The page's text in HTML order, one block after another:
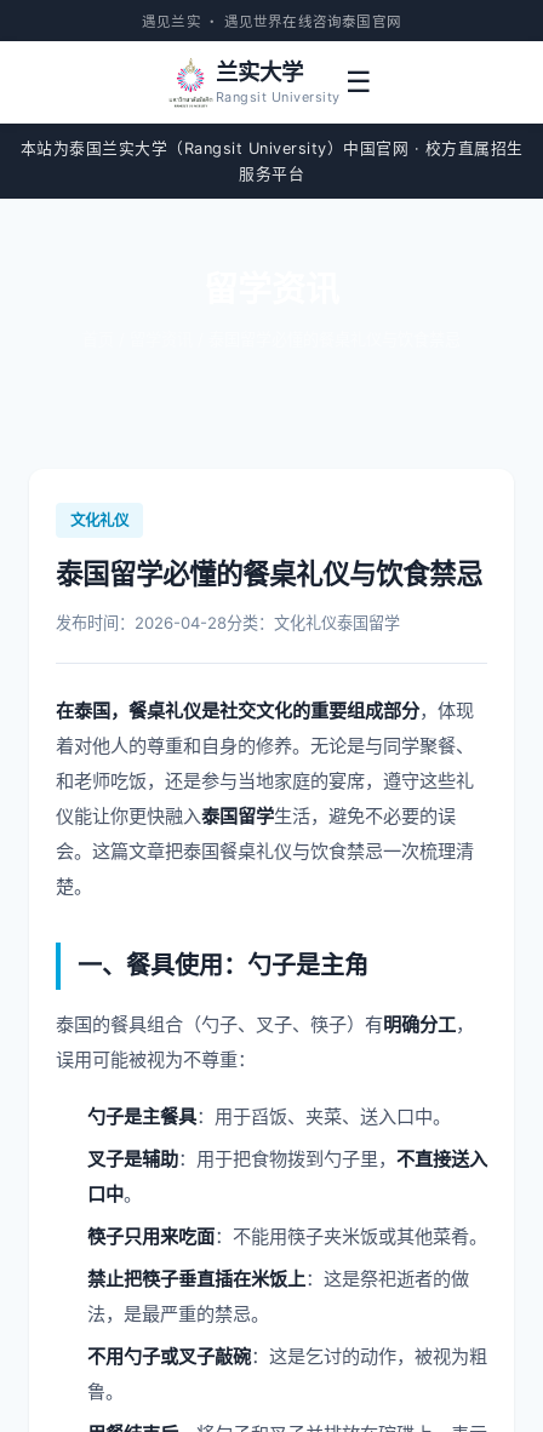
遇见兰实 · 遇见世界在线咨询泰国官网
兰实大学
Rangsit University ☰
本站为泰国兰实大学（Rangsit University）中国官网 · 校方直属招生
服务平台
文化礼仪
泰国留学必懂的餐桌礼仪与饮食禁忌
发布时间：2026-04-28分类：文化礼仪泰国留学
在泰国，餐桌礼仪是社交文化的重要组成部分，体现
着对他人的尊重和自身的修养。无论是与同学聚餐、
和老师吃饭，还是参与当地家庭的宴席，遵守这些礼
仪能让你更快融入泰国留学生活，避免不必要的误
会。这篇文章把泰国餐桌礼仪与饮食禁忌一次梳理清
楚。
一、餐具使用：勺子是主角
泰国的餐具组合（勺子、叉子、筷子）有明确分工，
误用可能被视为不尊重：
勺子是主餐具：用于舀饭、夹菜、送入口中。
叉子是辅助：用于把食物拨到勺子里， 不直接送入
口中。
筷子只用来吃面：不能用筷子夹米饭或其他菜肴。
禁止把筷子垂直插在米饭上：这是祭祀逝者的做
法，是最严重的禁忌。
不用勺子或叉子敲碗：这是乞讨的动作，被视为粗
鲁。